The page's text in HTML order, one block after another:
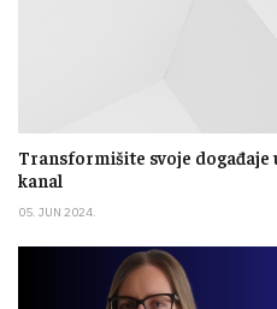
Transformišite svoje
kanal
05. JUN 2024.